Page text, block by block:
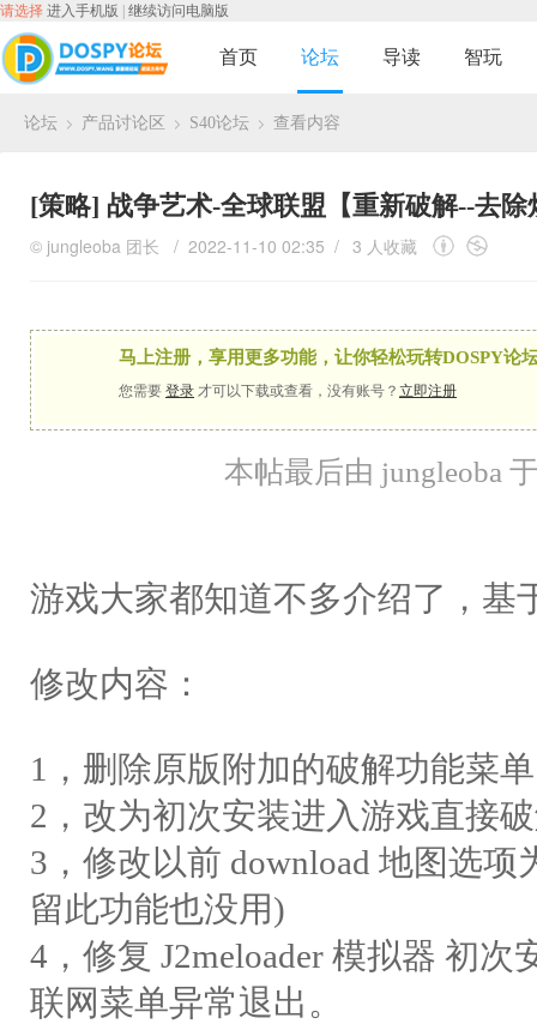
请选择 进入手机版 继续访问电脑版
首页 论坛 导读 智玩
论坛 产品讨论区 S40论坛 查看内容
[策略] 战争艺术-全球联盟【重新破解--去
© jungleoba 团长 / 2022-11-10 02:35 / 3 人收藏
马上注册，享用更多功能，让你轻松玩转DOSPY论
您需要 登录 才可以下载或查看，没有账号？ 立即注册
本帖最后由 jungleoba
游戏大家都知道不多介绍了，基
修改内容：
1，删除原版附加的破解功能菜
2，改为初次安装进入游戏直接
3，修改以前 download 地图选
留此功能也没用)
4，修复 J2meloader 模拟器 初
联网菜单异常退出。